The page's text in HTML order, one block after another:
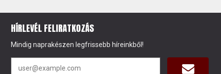
HÍRLEVÉL FELIRATKOZÁS
Mindig naprakészen legfrissebb híreinkből!